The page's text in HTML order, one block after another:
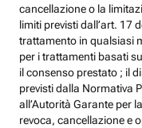
cancellazione o la
limiti previsti dall’art. 17
trattamento in qualsiasi
per i trattamenti basati
il consenso prestato ; il
previsti dalla Normativa
all’Autorità Garante per
revoca, cancellazione e